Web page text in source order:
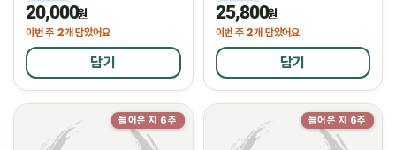
냉장
20,000원
이번 주 2개 담았어요
담기
냉장
25,800원
이번 주 2개 담았어요
담기
들어온 지 6주 들어온 지 6주